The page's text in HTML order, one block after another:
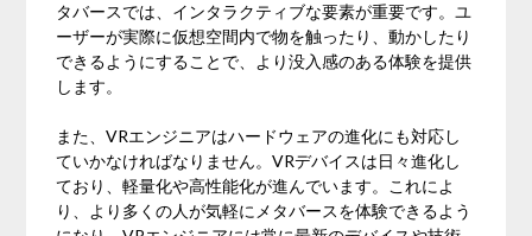
タバースでは、インタラクティブな要素が重要です。ユ
ーザーが実際に仮想空間内で物を触ったり、動かしたり
できるようにすることで、より没入感のある体験を提供
します。
また、VRエンジニアはハードウェアの進化にも対応し
ていかなければなりません。VRデバイスは日々進化し
ており、軽量化や高性能化が進んでいます。これによ
り、より多くの人が気軽にメタバースを体験できるよう